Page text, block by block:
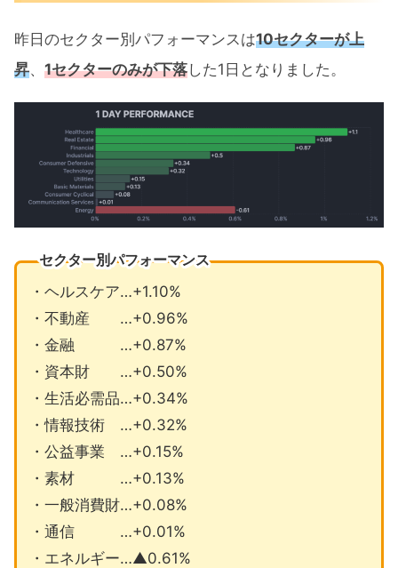
昨日のセクター別パフォーマンスは10セクターが上
昇、 1セクターのみが下落した1日となりました。
セクター別パフォーマンス
・ヘルスケア…+1.10%
・不動産 …+0.96%
・金融 …+0.87%
・資本財 …+0.50%
・生活必需品…+0.34%
・情報技術 …+0.32%
・公益事業 …+0.15%
・素材 …+0.13%
・一般消費財…+0.08%
・通信 …+0.01%
・エネルギー…▲0.61%